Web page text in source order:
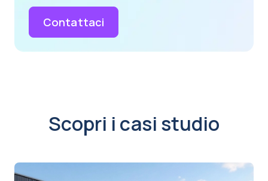
Contattaci
Scopri i casi studio